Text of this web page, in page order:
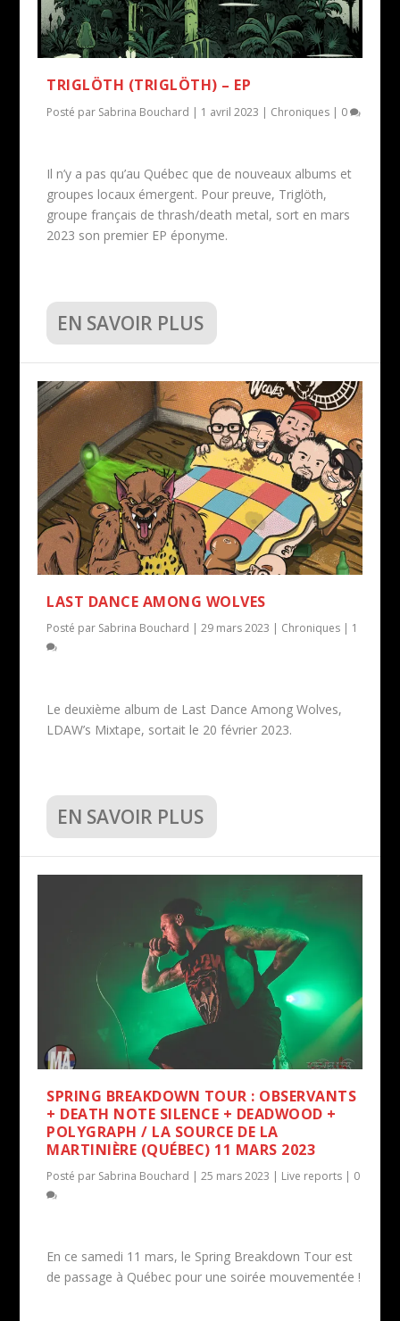
TRIGLÖTH (TRIGLÖTH) – EP
Posté par Sabrina Bouchard | 1 avril 2023 | Chroniques | 0
Il n’y a pas qu’au Québec que de nouveaux albums et
groupes locaux émergent. Pour preuve, Triglöth,
groupe français de thrash/death metal, sort en mars
2023 son premier EP éponyme.
EN SAVOIR PLUS
LAST DANCE AMONG WOLVES
Posté par Sabrina Bouchard |29 mars 2023 Chroniques 1
Le deuxième album de Last Dance Among Wolves,
LDAW’s Mixtape, sortait le 20 février 2023.
EN SAVOIR PLUS
SPRING BREAKDOWN TOUR : OBSERVANTS
+ DEATH NOTE SILENCE + DEADWOOD +
POLYGRAPH / LA SOURCE DE LA
MARTINIÈRE (QUÉBEC) 11 MARS 2023
Posté par Sabrina Bouchard |25 mars 2023 | Live reports | 0
En ce samedi 11 mars, le Spring Breakdown Tour est
de passage à Québec pour une soirée mouvementée !